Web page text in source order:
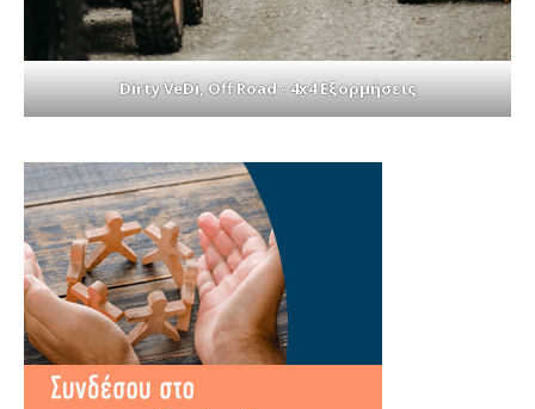
Dirty VeDi, Off Road - 4x4 Εξορμήσεις